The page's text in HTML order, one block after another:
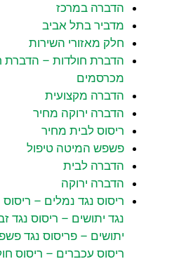
הדברה במרכז
מדביר בתל אביב
חלק מאזורי השירות
הדברת חולדות – הדברת
מכרסמים
הדברה מקצועית
הדברה ירוקה מחיר
ריסוס לבית מחיר
פשפש המיטה טיפול
הדברה לבית
הדברה ירוקה
ריסוס נגד נמלים –
נגד יתושים – ריסוס נגד
יתושים – פריסוס נגד
ריסוס עכברים – ריסוס